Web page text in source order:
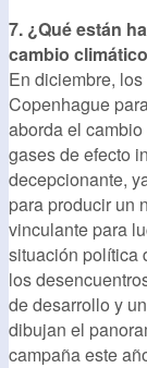
7. ¿Qué están
cambio
En diciembre,
Copenhague
aborda el
gases de efecto
decepcionante,
para producir un
vinculante para
situación política
los
de desarrollo y
dibujan el
campaña este